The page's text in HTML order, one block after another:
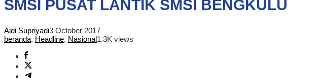
SMSI PUSAT LANTIK SMSI BENGKULU
Aldi Supriyadi3 October 2017
beranda, Headline, Nasional1.3K views